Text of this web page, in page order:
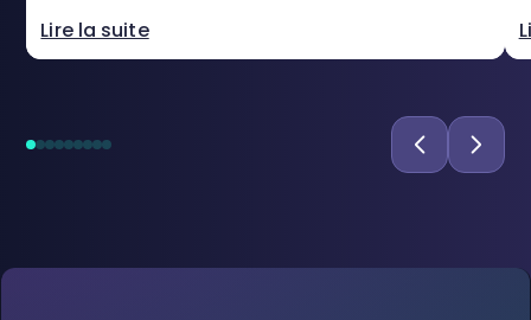
Lire la suite